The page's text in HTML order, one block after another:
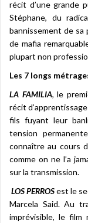
récit d’une grande
Stéphane, du
bannissement de sa
de mafia
plupart non
Les 7 longs
LA FAMILIA, le
récit
fils fuyant leur
tension
connaître au cours
comme on ne l’a
sur la transmission.
LOS PERROSest le
Marcela Said. Au
imprévisible, le